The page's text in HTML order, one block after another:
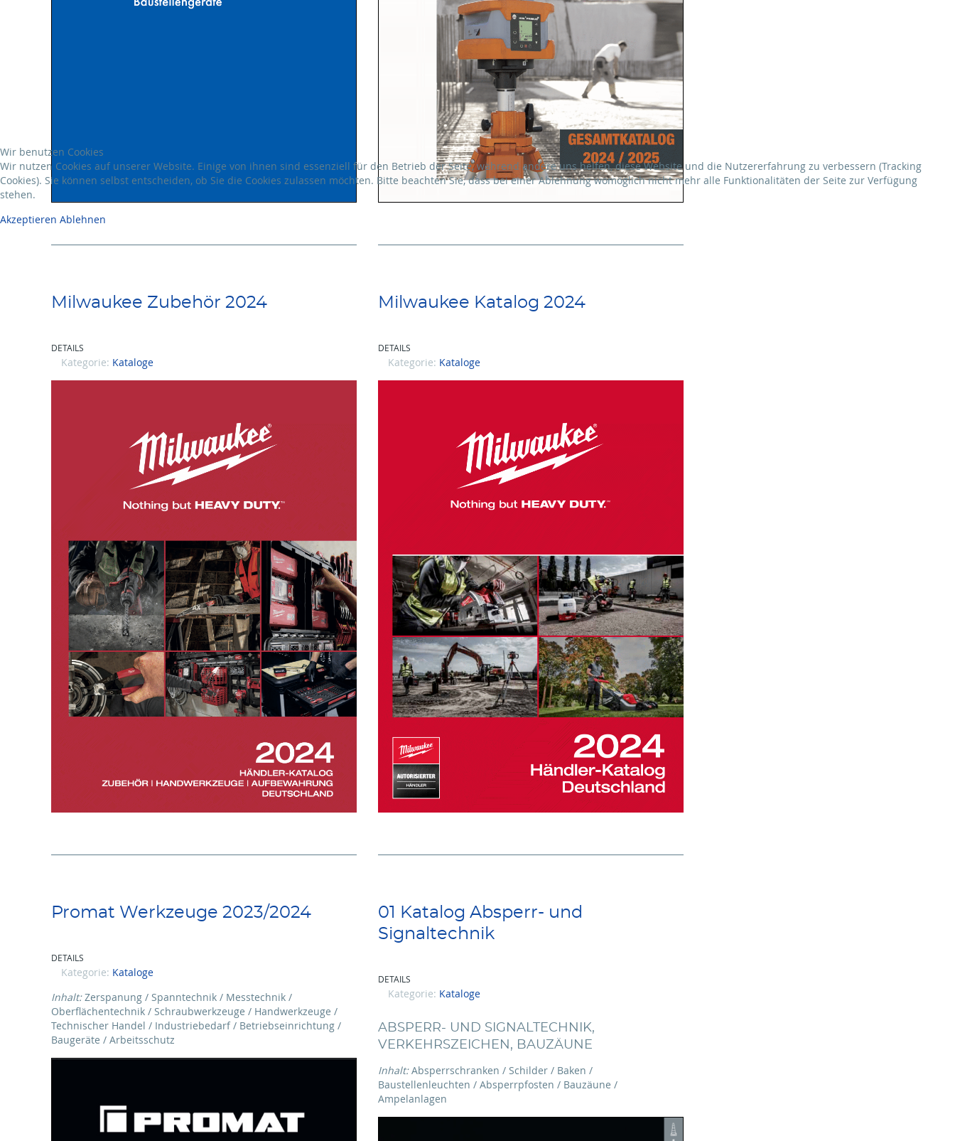
Milwaukee Zubehör 2024
DETAILS
Kategorie: Kataloge
Milwaukee Katalog 2024
DETAILS
Kategorie: Kataloge
Promat Werkzeuge 2023/2024
DETAILS
Kategorie: Kataloge
Inhalt:Zerspanung / Spanntechnik / Messtechnik /
Oberflächentechnik / Schraubwerkzeuge / Handwerkzeuge /
Technischer Handel / Industriebedarf / Betriebseinrichtung /
Baugeräte / Arbeitsschutz
01 Katalog Absperr- und
Signaltechnik
DETAILS
Kategorie: Kataloge
ABSPERR- UND SIGNALTECHNIK,
VERKEHRSZEICHEN, BAUZÄUNE
Inhalt:Absperrschranken / Schilder / Baken /
Baustellenleuchten / Absperrpfosten / Bauzäune /
Ampelanlagen
Wir benutzen Cookies
Wir nutzen Cookies auf unserer Website. Einige von ihnen sind essenziell für den Betrieb der Seite, während andere uns helfen, diese Website und die Nutzererfahrung zu verbessern (Tracking
Cookies). Sie können selbst entscheiden, ob Sie die Cookies zulassen möchten. Bitte beachten Sie, dass bei einer Ablehnung womöglich nicht mehr alle Funktionalitäten der Seite zur Verfügung
stehen.
Akzeptieren Ablehnen